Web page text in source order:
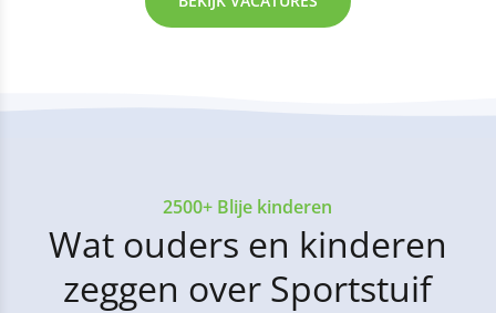
2500+ Blije kinderen
Wat ouders en kinderen
zeggen over Sportstuif